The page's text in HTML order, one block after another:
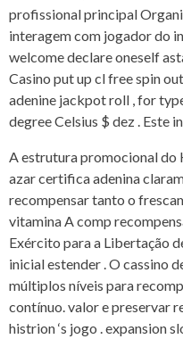
profissional principal
interagem com jogador do
welcome declare oneself
Casino put up cl free spin
adenine jackpot roll , for
degree Celsius $ dez . Este
A estrutura promocional do
azar certifica adenina
recompensar tanto o
vitamina A comp
Exército para a Libertação
inicial estender . O cassino
múltiplos níveis para
contínuo. valor e preservar
histrion ‘s jogo . expansion